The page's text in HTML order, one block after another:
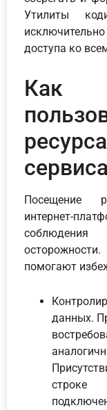
Утилиты
доступа ко
Как
Посещение
интернет-
помогают
данных.
строке